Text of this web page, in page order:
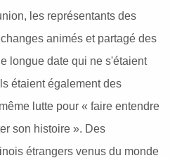
les représentants des
animés et partagé des
longue date qui ne s'étaient
étaient également des
lutte pour « faire entendre
son histoire ». Des
étrangers venus du monde